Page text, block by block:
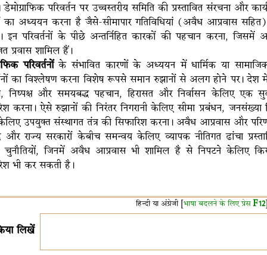
डेमोग्राफिक परिवर्तन पर उच्चस्तरीय समिति की प्रस्तावित संरचना और
का अध्ययन करना है जैसे-सीमापार गतिविधियां (अवैध आप्रवास
इन परिवर्तनों के पीछे अन्तर्निहित कारकों की पहचान करना,
प्रवास शामिल हैं।
परिवर्तनोंके संभावित कारणों के अध्ययन में धार्मिक या
का विश्लेषण करना विशेष रूपसे समान रुझानों से अलग होने पर।
निष्पक्ष और समयबद्ध पहचान, हिरासत और निर्वासन केलिए एक
करना। ऐसे रुझानों की निरंतर निगरानी केलिए सीमा प्रबंधन,
उपयुक्त संस्थागत तंत्र की सिफारिश करना। अवैध आप्रवास और
और राज्य सरकारों केबीच समन्वय केलिए व्यापक नीतिगत ढांचा
चुनौतियों, जिनमें अवैध आप्रवास भी शामिल है से निपटने केलिए
भी कर सकती है।
हिन्दी या अंग्रेजी [ भाषा बदलने के लिए प्रेस F12
लिखें